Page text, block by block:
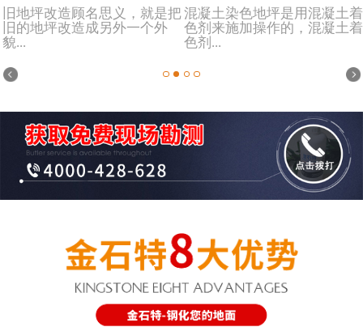
旧地坪改造顾名思义，就是把
旧的地坪改造成另外一个外
貌...
混凝土染色地坪是用混凝土着
色剂来施加操作的，混凝土着
色剂...